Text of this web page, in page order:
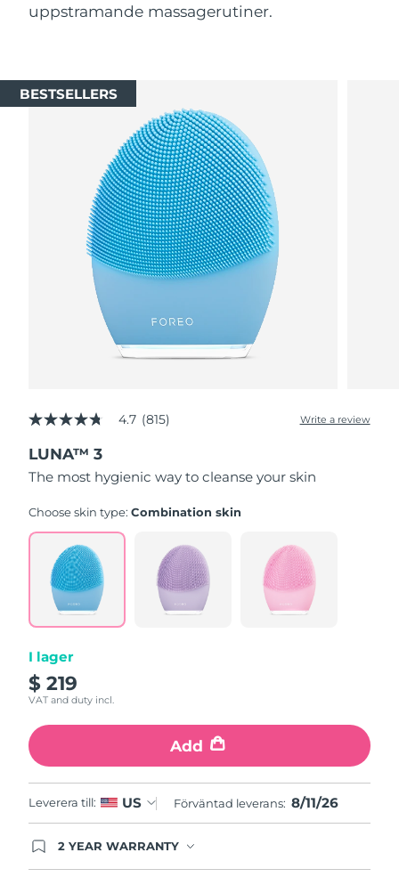
uppstramande massagerutiner.
BESTSELLERS
4.7
of
5
stars,
rating
Read
Reviews.
Same
page
link.
4.7 (815) Write a review
LUNA™ 3
The most hygienic way to cleanse your skin
Choose skin type:Combination skin
I lager
$ 219
VAT and duty incl.
Add
Leverera till: US Förväntad leverans: 8/11/26
2 YEAR WARRANTY